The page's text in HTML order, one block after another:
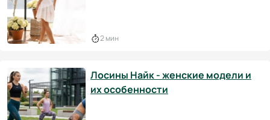
2 мин
Лосины Найк - женские модели и
их особенности